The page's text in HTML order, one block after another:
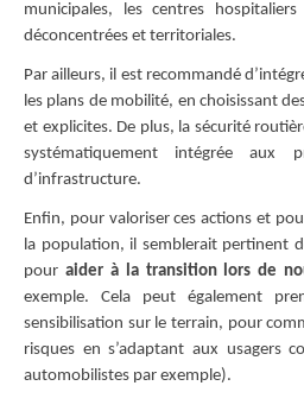
municipales, les centres
déconcentrées et territoriales.
Par ailleurs, il est recommandé
les plans de mobilité, en choisissant
et explicites. De plus, la sécurité
systématiquement intégrée aux
d’infrastructure.
Enfin, pour valoriser ces actions et
la population, il semblerait pertinent
pour aider à la transition lors de
exemple. Cela peut également
sensibilisation sur le terrain, pour
risques en s’adaptant aux usagers
automobilistes par exemple).